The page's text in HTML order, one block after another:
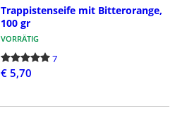
Trappistenseife mit Bitterorange,
100 gr
VORRÄTIG
7
€ 5,70